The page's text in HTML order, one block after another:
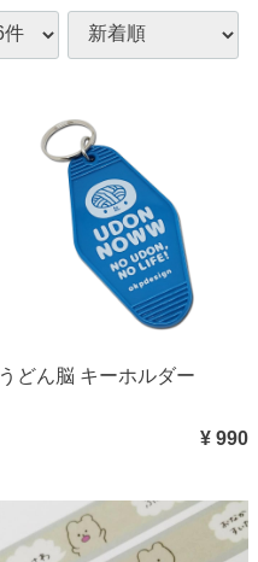
うどん脳 キーホルダー
¥ 990